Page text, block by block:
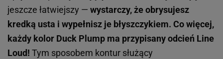
jeszcze łatwiejszy — wystarczy, że obrysujesz
kredką usta i wypełnisz je błyszczykiem. Co więcej,
każdy kolor Duck Plump ma przypisany odcień Line
Loud! Tym sposobem kontur służący